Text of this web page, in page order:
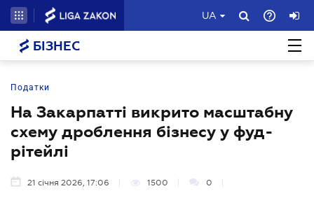
UA
БІЗНЕС
Податки
На Закарпатті викрито масштабну
схему дроблення бізнесу у фуд-
рітейлі
21 січня 2026, 17:06 1500 0